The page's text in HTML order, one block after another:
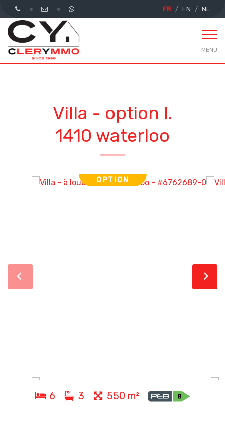
FR EN NL
MENU
Villa - option l.
1410 waterloo
OPTION
6 3 550 m²